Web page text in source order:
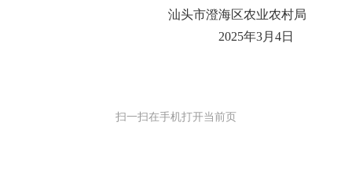
汕头市澄海区农业农村局
2025年3月4日
扫一扫在手机打开当前页